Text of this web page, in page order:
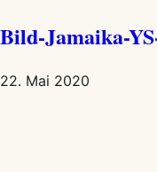
Bild-Jamaika-
22. Mai 2020